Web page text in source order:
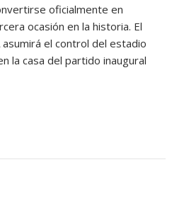
oficialmente en
ocasión en la historia. El
el control del estadio
la casa del partido inaugural